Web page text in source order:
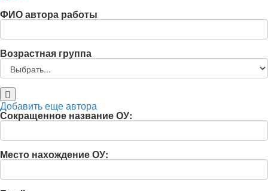
ФИО автора работы
Возрастная группа
Добавить еще автора
Сокращенное название ОУ:
Место нахождение ОУ: